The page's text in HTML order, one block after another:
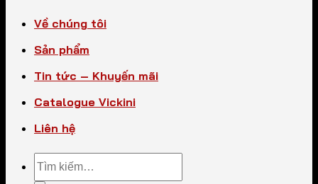
Về chúng tôi
Sản phẩm
Tin tức – Khuyến mãi
Catalogue Vickini
Liên hệ
Tìm
kiếm: